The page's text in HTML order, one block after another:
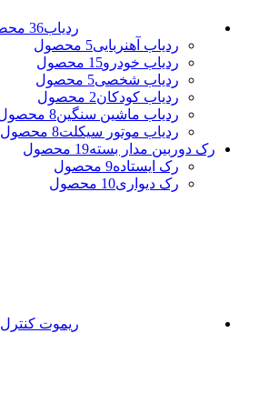
ردیاب36 محصول
ردیاب آهنربایی5 محصول
ردیاب خودرو15 محصول
ردیاب شخصی5 محصول
ردیاب کودکان2 محصول
ردیاب ماشین سنگین8 محصول
ردیاب موتور سیکلت8 محصول
رک دوربین مدار بسته19 محصول
رک ایستاده9 محصول
رک دیواری10 محصول
ریموت کنترل